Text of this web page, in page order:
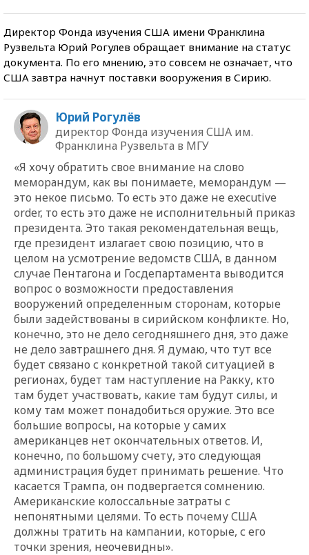
Директор Фонда изучения США имени Франклина
Рузвельта Юрий Рогулев обращает внимание на статус
документа. По его мнению, это совсем не означает, что
США завтра начнут поставки вооружения в Сирию.
Юрий Рогулёв
директор Фонда изучения США им.
Франклина Рузвельта в МГУ
«Я хочу обратить свое внимание на слово
меморандум, как вы понимаете, меморандум —
это некое письмо. То есть это даже не executive
order, то есть это даже не исполнительный приказ
президента. Это такая рекомендательная вещь,
где президент излагает свою позицию, что в
целом на усмотрение ведомств США, в данном
случае Пентагона и Госдепартамента выводится
вопрос о возможности предоставления
вооружений определенным сторонам, которые
были задействованы в сирийском конфликте. Но,
конечно, это не дело сегодняшнего дня, это даже
не дело завтрашнего дня. Я думаю, что тут все
будет связано с конкретной такой ситуацией в
регионах, будет там наступление на Ракку, кто
там будет участвовать, какие там будут силы, и
кому там может понадобиться оружие. Это все
большие вопросы, на которые у самих
американцев нет окончательных ответов. И,
конечно, по большому счету, это следующая
администрация будет принимать решение. Что
касается Трампа, он подвергается сомнению.
Американские колоссальные затраты с
непонятными целями. То есть почему США
должны тратить на кампании, которые, с его
точки зрения, неочевидны».